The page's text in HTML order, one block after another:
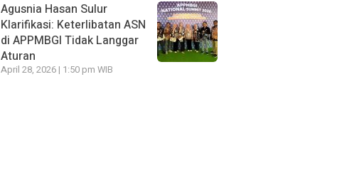
Agusnia Hasan Sulur
Klarifikasi: Keterlibatan ASN
di APPMBGI Tidak Langgar
Aturan
April 28, 2026 | 1:50 pm WIB